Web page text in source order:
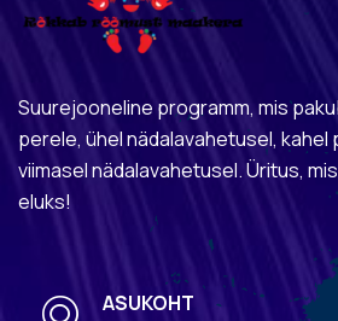
Suurejooneline programm, mis
perele, ühel nädalavahetusel, kahel
viimasel nädalavahetusel. Üritus,
eluks!
ASUKOHT